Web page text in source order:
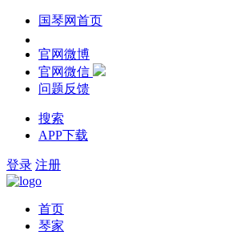
国琴网首页
官网微博
官网微信
问题反馈
搜索
APP下载
登录 注册
首页
琴家